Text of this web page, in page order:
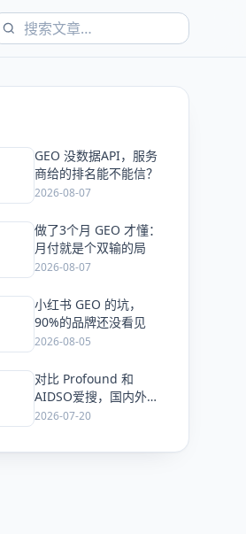
GEO 没数据API，服务
商给的排名能不能信？
2026-08-07
做了3个月 GEO 才懂：
月付就是个双输的局
2026-08-07
小红书 GEO 的坑，
90%的品牌还没看见
2026-08-05
对比 Profound 和
AIDSO爱搜，国内外
GEO监测工具头部，了
案
2026-07-20